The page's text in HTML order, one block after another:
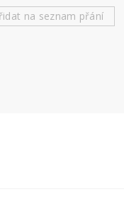
na seznam přání